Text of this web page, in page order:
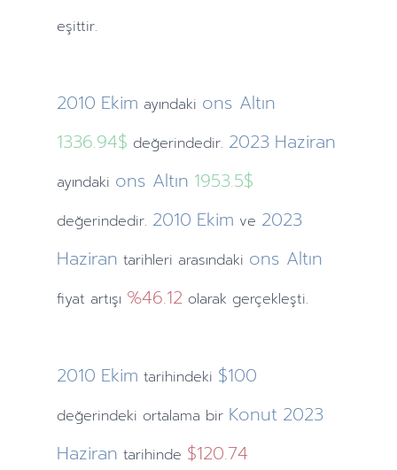
eşittir.
2010 Ekim ayındaki ons Altın
1336.94$ değerindedir. 2023 Haziran
ayındaki ons Altın 1953.5$
değerindedir. 2010 Ekim ve 2023
Haziran tarihleri arasındaki ons Altın
fiyat artışı %46.12olarak gerçekleşti.
2010 Ekim tarihindeki $100
değerindeki ortalama bir Konut 2023
Haziran tarihinde $120.74